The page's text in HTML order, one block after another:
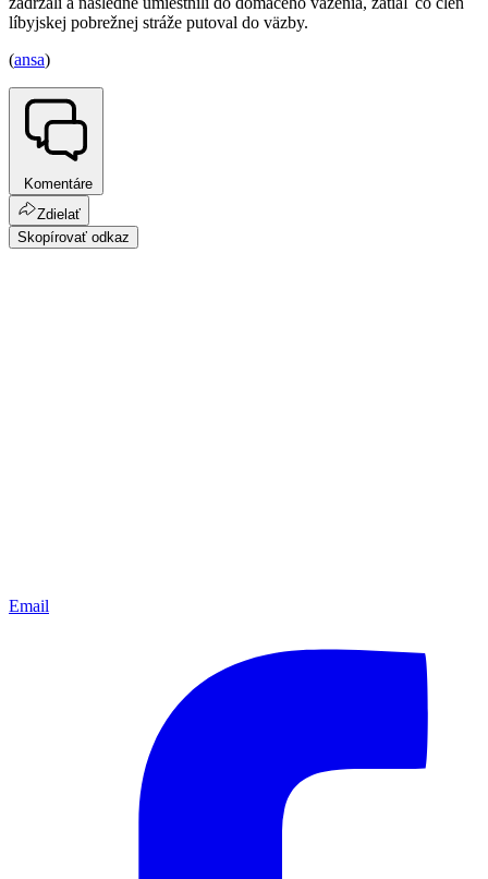
líbyjskej pobrežnej stráže putoval do väzby.
(ansa)
Komentáre
Zdielať
Skopírovať odkaz
Email